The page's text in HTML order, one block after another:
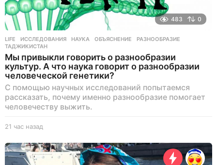
483 0
LIFE ИССЛЕДОВАНИЯ ,НАУКА ,ОБЪЯСНЕНИЕ ,РАЗНООБРАЗИЕ
ТАДЖИКИСТАН
Мы привыкли говорить о разнообразии
культур. А что наука говорит о разнообразии
человеческой генетики?
С помощью научных исследований попытаемся
рассказать, почему именно разнообразие помогает
человечеству выжить.
21 час назад
ч
а